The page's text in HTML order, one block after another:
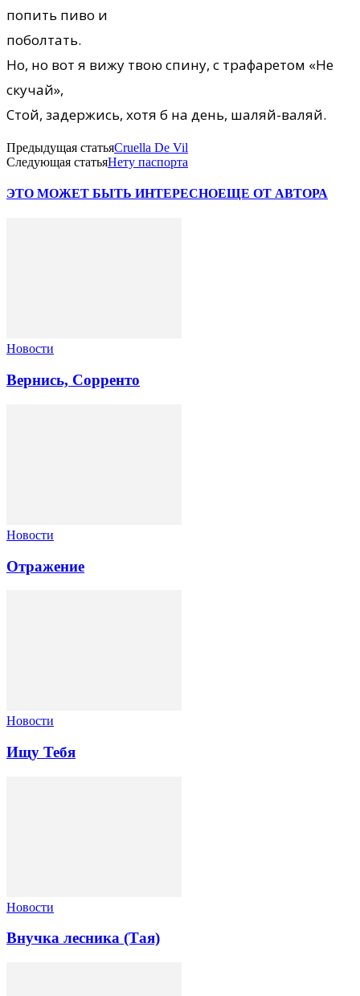
попить пиво и
поболтать.
Но, но вот я вижу твою спину, с трафаретом «Не
скучай»,
Стой, задержись, хотя б на день, шаляй-валяй.
Предыдущая статьяCruella De Vil
Следующая статьяНету паспорта
ЭТО МОЖЕТ БЫТЬ ИНТЕРЕСНОЕЩЕ ОТ АВТОРА
Новости
Вернись, Сорренто
Новости
Отражение
Новости
Ищу Тебя
Новости
Внучка лесника (Тая)